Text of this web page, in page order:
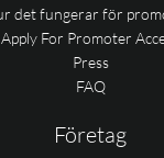
det fungerar för
Apply For Promoter
Press
FAQ
Företag